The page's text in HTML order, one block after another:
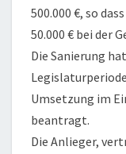
500.000 €, so
50.000 € bei der
Die Sanierung
Umsetzung im
beantragt.
Die Anlieger,